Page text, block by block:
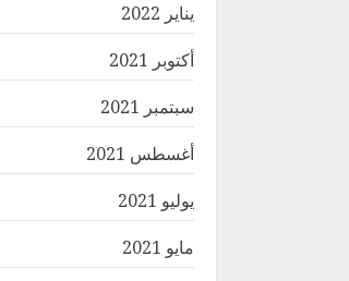
يناير 2022
أكتوبر 2021
سبتمبر 2021
أغسطس 2021
يوليو 2021
مايو 2021